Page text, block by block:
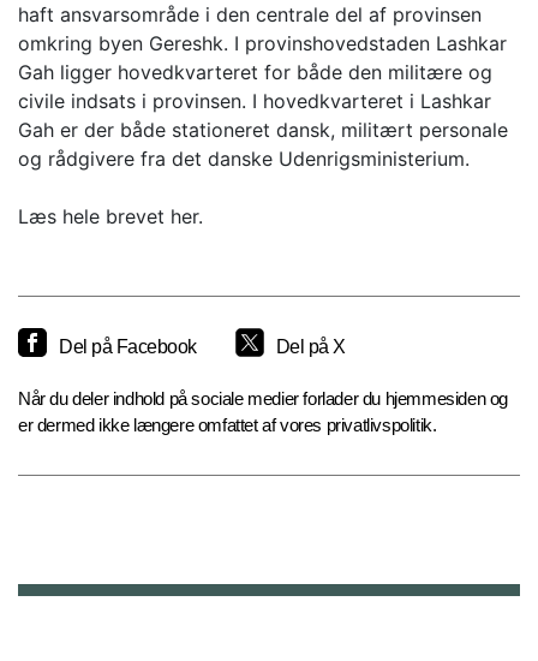
haft ansvarsområde i den centrale del af provinsen
omkring byen Gereshk. I provinshovedstaden Lashkar
Gah ligger hovedkvarteret for både den militære og
civile indsats i provinsen. I hovedkvarteret i Lashkar
Gah er der både stationeret dansk, militært personale
og rådgivere fra det danske Udenrigsministerium.
Læs hele brevet her.
Del på Facebook Del på X
Når du deler indhold på sociale medier forlader du hjemmesiden og
er dermed ikke længere omfattet af vores privatlivspolitik.